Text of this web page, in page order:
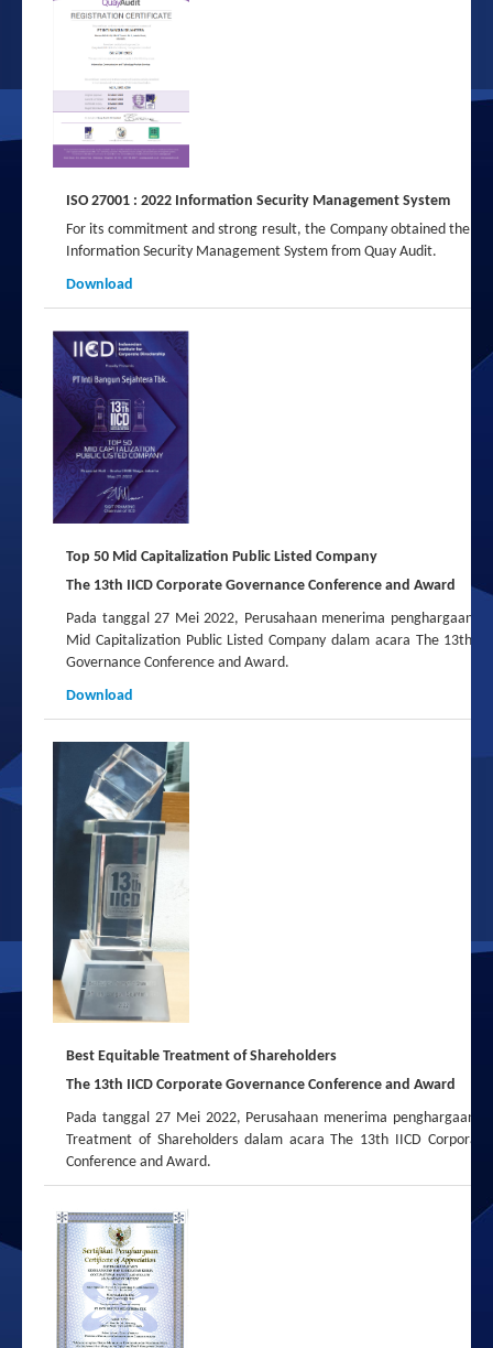
ISO 27001 : 2022 Information Security Management System
For its commitment and strong result, the Company obtained the
Information Security Management System from Quay Audit.
Download
Top 50 Mid Capitalization Public Listed Company
The 13th IICD Corporate Governance Conference and Award
Pada tanggal 27 Mei 2022, Perusahaan menerima penghargaan
Mid Capitalization Public Listed Company dalam acara The 13th
Governance Conference and Award.
Download
Best Equitable Treatment of Shareholders
The 13th IICD Corporate Governance Conference and Award
Pada tanggal 27 Mei 2022, Perusahaan menerima penghargaan
Treatment of Shareholders dalam acara The 13th IICD Corporate
Conference and Award.